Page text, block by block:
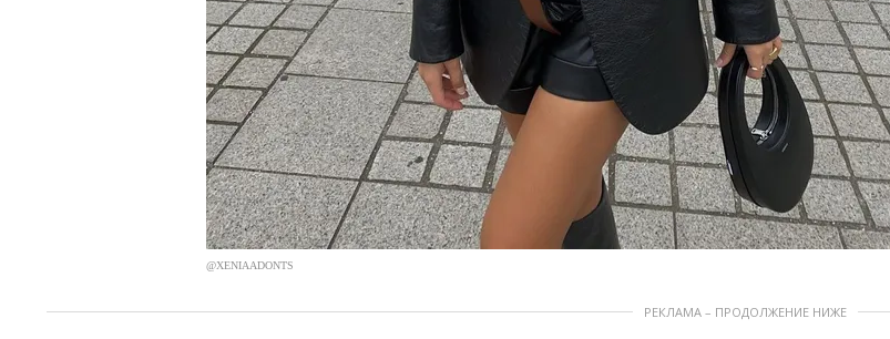
@XENIAADONTS
РЕКЛАМА – ПРОДОЛЖЕНИЕ НИЖЕ